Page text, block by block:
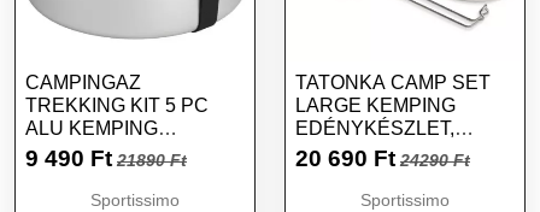
CAMPINGAZ
TREKKING KIT 5 PC
ALU KEMPING
EDÉNYKÉSZLET,
9 490 Ft 21890 Ft
Sportissimo
TATONKA CAMP SET
LARGE KEMPING
EDÉNYKÉSZLET,
EZÜST, MÉRET
20 690 Ft 24290 Ft
Sportissimo